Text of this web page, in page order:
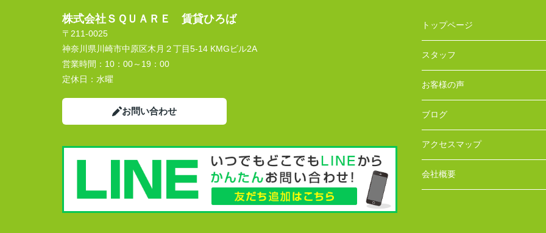
株式会社ＳＱＵＡＲＥ 賃貸ひろば
〒211-0025
神奈川県川崎市中原区木月２丁目5-14 KMGビル2A
営業時間： 10：00～19：00
定休日： 水曜
お問い合わせ
トップページ
スタッフ
お客様の声
ブログ
アクセスマップ
会社概要